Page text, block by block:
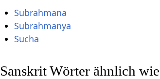
Subrahmana
Subrahmanya
Sucha
Sanskrit Wörter ähnlich